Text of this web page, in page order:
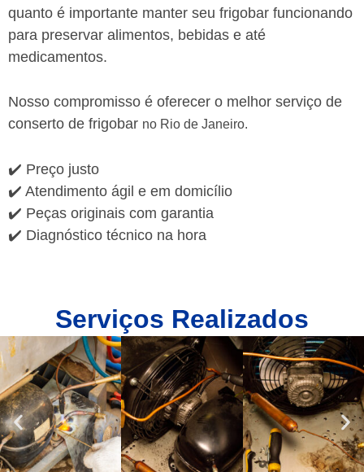
quanto é importante manter seu frigobar funcionando
para preservar alimentos, bebidas e até
medicamentos.
Nosso compromisso é oferecer o melhor serviço de
conserto de frigobar no Rio de Janeiro.
✔️ Preço justo
✔️ Atendimento ágil e em domicílio
✔️ Peças originais com garantia
✔️ Diagnóstico técnico na hora
Serviços Realizados